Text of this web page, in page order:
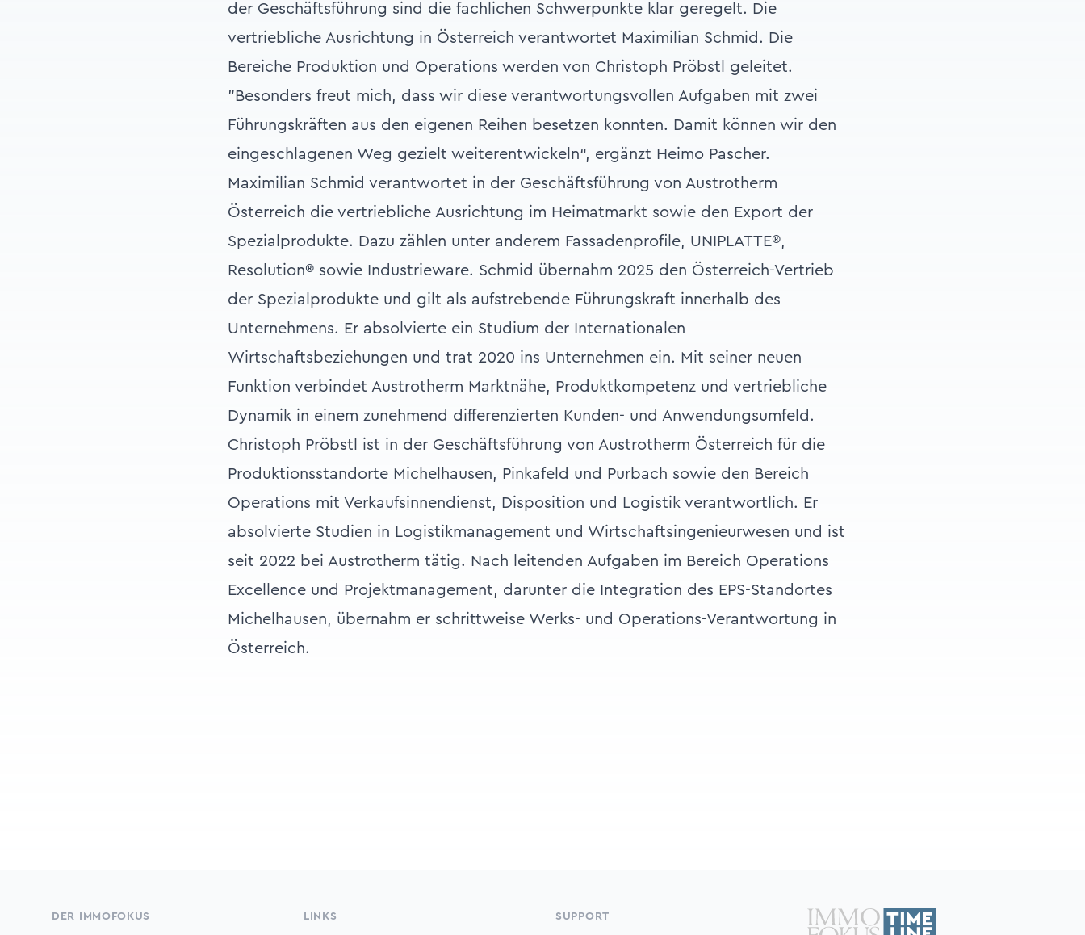
der Geschäftsführung sind die fachlichen Schwerpunkte klar geregelt. Die
vertriebliche Ausrichtung in Österreich verantwortet Maximilian Schmid. Die
Bereiche Produktion und Operations werden von Christoph Pröbstl geleitet.
"Besonders freut mich, dass wir diese verantwortungsvollen Aufgaben mit zwei
Führungskräften aus den eigenen Reihen besetzen konnten. Damit können wir den
eingeschlagenen Weg gezielt weiterentwickeln“, ergänzt Heimo Pascher.
Maximilian Schmid verantwortet in der Geschäftsführung von Austrotherm
Österreich die vertriebliche Ausrichtung im Heimatmarkt sowie den Export der
Spezialprodukte. Dazu zählen unter anderem Fassadenprofile, UNIPLATTE®,
Resolution® sowie Industrieware. Schmid übernahm 2025 den Österreich-Vertrieb
der Spezialprodukte und gilt als aufstrebende Führungskraft innerhalb des
Unternehmens. Er absolvierte ein Studium der Internationalen
Wirtschaftsbeziehungen und trat 2020 ins Unternehmen ein. Mit seiner neuen
Funktion verbindet Austrotherm Marktnähe, Produktkompetenz und vertriebliche
Dynamik in einem zunehmend differenzierten Kunden- und Anwendungsumfeld.
Christoph Pröbstl ist in der Geschäftsführung von Austrotherm Österreich für die
Produktionsstandorte Michelhausen, Pinkafeld und Purbach sowie den Bereich
Operations mit Verkaufsinnendienst, Disposition und Logistik verantwortlich. Er
absolvierte Studien in Logistikmanagement und Wirtschaftsingenieurwesen und ist
seit 2022 bei Austrotherm tätig. Nach leitenden Aufgaben im Bereich Operations
Excellence und Projektmanagement, darunter die Integration des EPS-Standortes
Michelhausen, übernahm er schrittweise Werks- und Operations-Verantwortung in
Österreich.
DER IMMOFOKUS LINKS SUPPORT